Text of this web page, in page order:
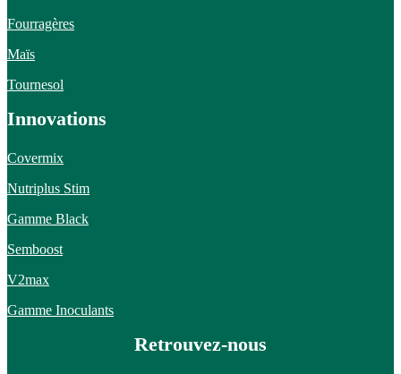
Fourragères
Maïs
Tournesol
Innovations
Covermix
Nutriplus Stim
Gamme Black
Semboost
V2max
Gamme Inoculants
Retrouvez-nous